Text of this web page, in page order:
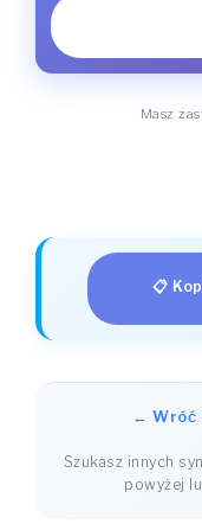
Masz
📋
← Wróć
Szukasz innych
powyżej